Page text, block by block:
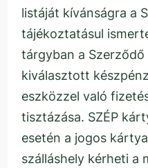
listáját kívánságra a
tájékoztatásul
tárgyban a
kiválasztott
eszközzel való
tisztázása. SZÉP
esetén a jogos
szálláshely kérheti a